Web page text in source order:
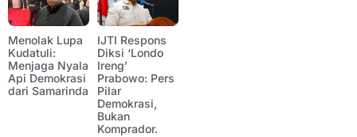
Menolak Lupa
Kudatuli:
Menjaga Nyala
Api Demokrasi
dari Samarinda
IJTI Respons
Diksi ‘Londo
Ireng’
Prabowo: Pers
Pilar
Demokrasi,
Bukan
Komprador.